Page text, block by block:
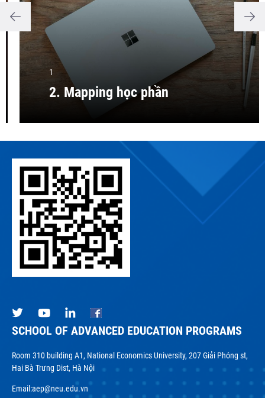
2. Mapping học phần
SCHOOL OF ADVANCED EDUCATION PROGRAMS
Room 310 building A1, National Economics University, 207 Giải Phóng st,
Hai Bà Trưng Dist, Hà Nội
Email:aep@neu.edu.vn